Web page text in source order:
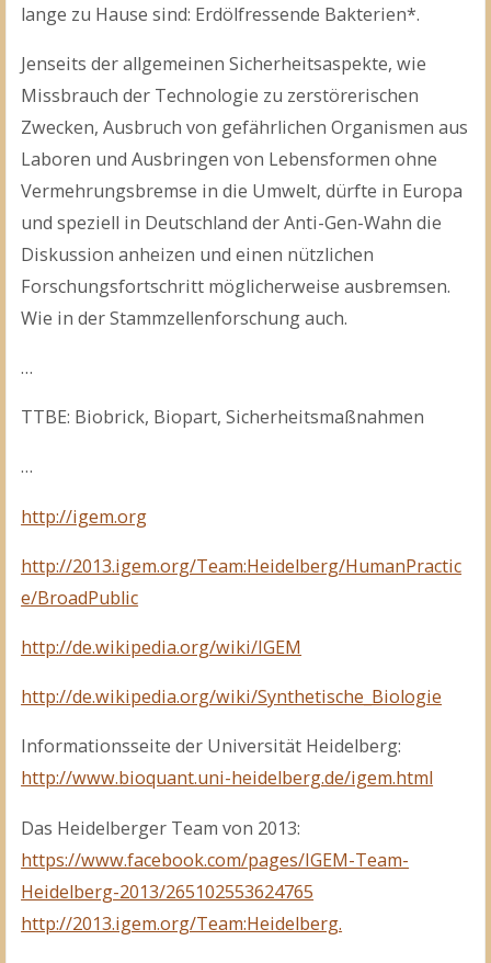
lange zu Hause sind: Erdölfressende Bakterien*.
Jenseits der allgemeinen Sicherheitsaspekte, wie
Missbrauch der Technologie zu zerstörerischen
Zwecken, Ausbruch von gefährlichen Organismen aus
Laboren und Ausbringen von Lebensformen ohne
Vermehrungsbremse in die Umwelt, dürfte in Europa
und speziell in Deutschland der Anti-Gen-Wahn die
Diskussion anheizen und einen nützlichen
Forschungsfortschritt möglicherweise ausbremsen.
Wie in der Stammzellenforschung auch.
…
TTBE: Biobrick, Biopart, Sicherheitsmaßnahmen
…
http://igem.org
http://2013.igem.org/Team:Heidelberg/HumanPractic
e/BroadPublic
http://de.wikipedia.org/wiki/IGEM
http://de.wikipedia.org/wiki/Synthetische_Biologie
Informationsseite der Universität Heidelberg:
http://www.bioquant.uni-heidelberg.de/igem.html
Das Heidelberger Team von 2013:
https://www.facebook.com/pages/IGEM-Team-
Heidelberg-2013/265102553624765
http://2013.igem.org/Team:Heidelberg.